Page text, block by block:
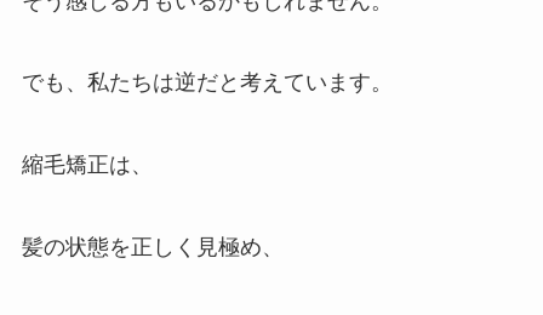
でも、私たちは逆だと考えています。
縮毛矯正は、
髪の状態を正しく見極め、